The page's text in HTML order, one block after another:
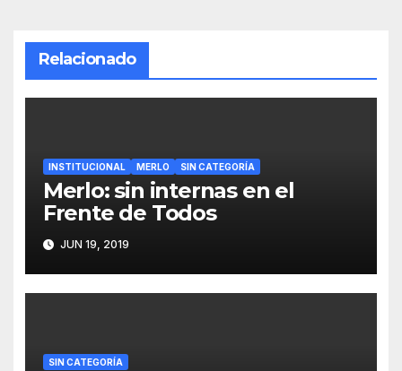
Relacionado
INSTITUCIONAL MERLO SIN CATEGORÍA
Merlo: sin internas en el
Frente de Todos
JUN 19, 2019
SIN CATEGORÍA